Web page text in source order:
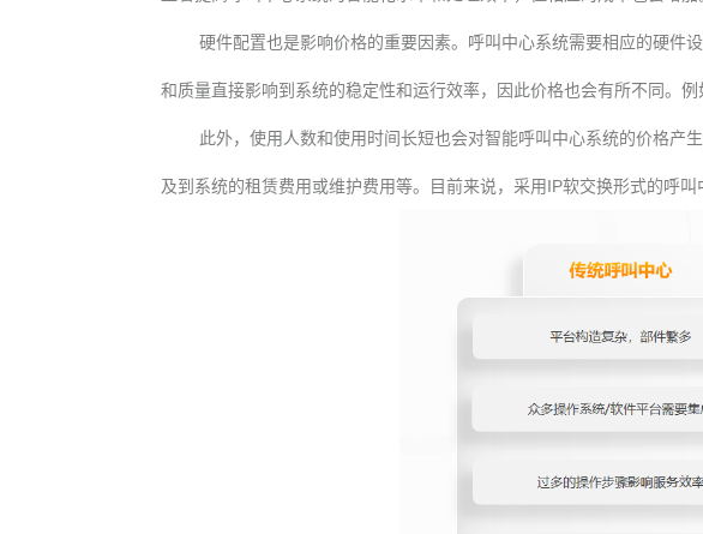
硬件配置也是影响价格的重要因素。呼叫中心系统需要相应的硬件
和质量直接影响到系统的稳定性和运行效率，因此价格也会有所不同。
此外，使用人数和使用时间长短也会对智能呼叫中心系统的价格产
及到系统的租赁费用或维护费用等。目前来说，采用IP软交换形式的呼